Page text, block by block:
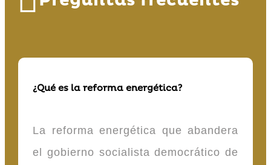
¿Qué es la reforma energética?
La reforma energética que abandera
el gobierno socialista democrático de